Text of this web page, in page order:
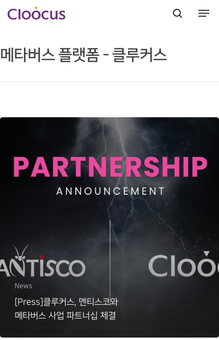
Hit enter to search or ESC to close
메타버스 플랫폼 - 클루커스
News
[Press]클루커스, 멘티스코와
메타버스 사업 파트너십 체결